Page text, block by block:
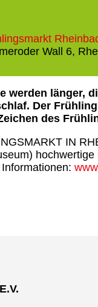
Wall 6,
werden länger,
Der
des
IN
Informationen: